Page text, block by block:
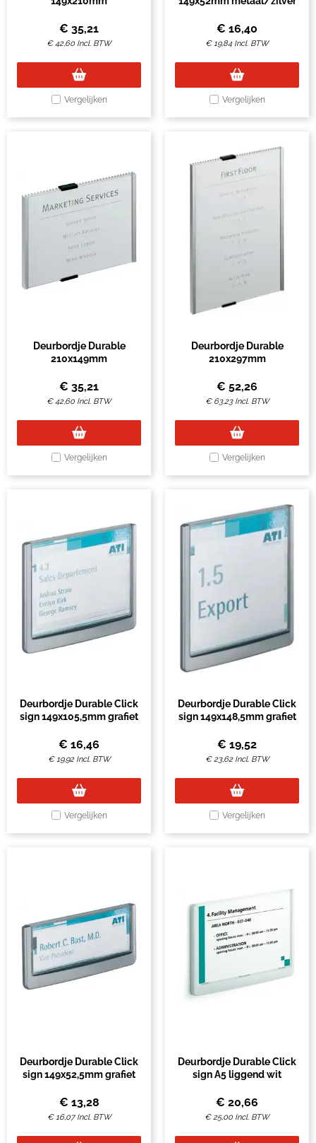
€ 35,21
€42,60 Incl. BTW
Vergelijken
€ 16,40
€19,84 Incl. BTW
Vergelijken
Deurbordje Durable
210x149mm
€ 35,21
€42,60 Incl. BTW
Vergelijken
Deurbordje Durable
210x297mm
€ 52,26
€ 63,23 Incl. BTW
Vergelijken
Deurbordje Durable Click
sign 149x105,5mm grafiet
€ 16,46
€19,92 Incl. BTW
Vergelijken
Deurbordje Durable Click
sign 149x148,5mm grafiet
€ 19,52
€23,62 Incl. BTW
Vergelijken
Deurbordje Durable Click
sign 149x52,5mm grafiet
€ 13,28
€16,07 Incl. BTW
Deurbordje Durable Click
sign A5 liggend wit
€ 20,66
€25,00 Incl. BTW